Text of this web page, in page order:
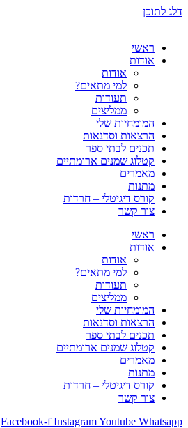
דלג לתוכן
ראשי
אודות
אודות
למי מתאים?
תעודות
ממליצים
המומחיות שלי
הרצאות וסדנאות
תכנים לבתי ספר
קטלוג שמנים ארומתיים
מאמרים
מתנות
קורס דיגיטלי – חרדות
צור קשר
ראשי
אודות
אודות
למי מתאים?
תעודות
ממליצים
המומחיות שלי
הרצאות וסדנאות
תכנים לבתי ספר
קטלוג שמנים ארומתיים
מאמרים
מתנות
קורס דיגיטלי – חרדות
צור קשר
Facebook-f InstagramYoutube Whatsapp